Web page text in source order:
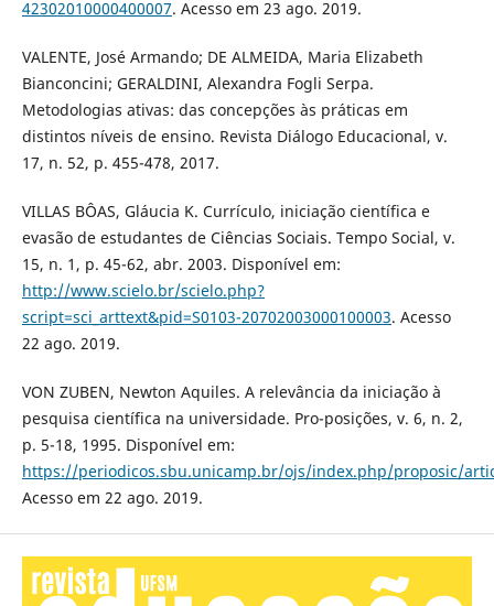
42302010000400007. Acesso em 23 ago. 2019.
VALENTE, José Armando; DE ALMEIDA, Maria Elizabeth
Bianconcini; GERALDINI, Alexandra Fogli Serpa.
Metodologias ativas: das concepções às práticas em
distintos níveis de ensino. Revista Diálogo Educacional, v.
17, n. 52, p. 455-478, 2017.
VILLAS BÔAS, Gláucia K. Currículo, iniciação científica e
evasão de estudantes de Ciências Sociais. Tempo Social, v.
15, n. 1, p. 45-62, abr. 2003. Disponível em:
http://www.scielo.br/scielo.php?
script=sci_arttext&pid=S0103-20702003000100003. Acesso
22 ago. 2019.
VON ZUBEN, Newton Aquiles. A relevância da iniciação à
pesquisa científica na universidade. Pro-posições, v. 6, n. 2,
p. 5-18, 1995. Disponível em:
https://periodicos.sbu.unicamp.br/ojs/index.php/proposic/
Acesso em 22 ago. 2019.